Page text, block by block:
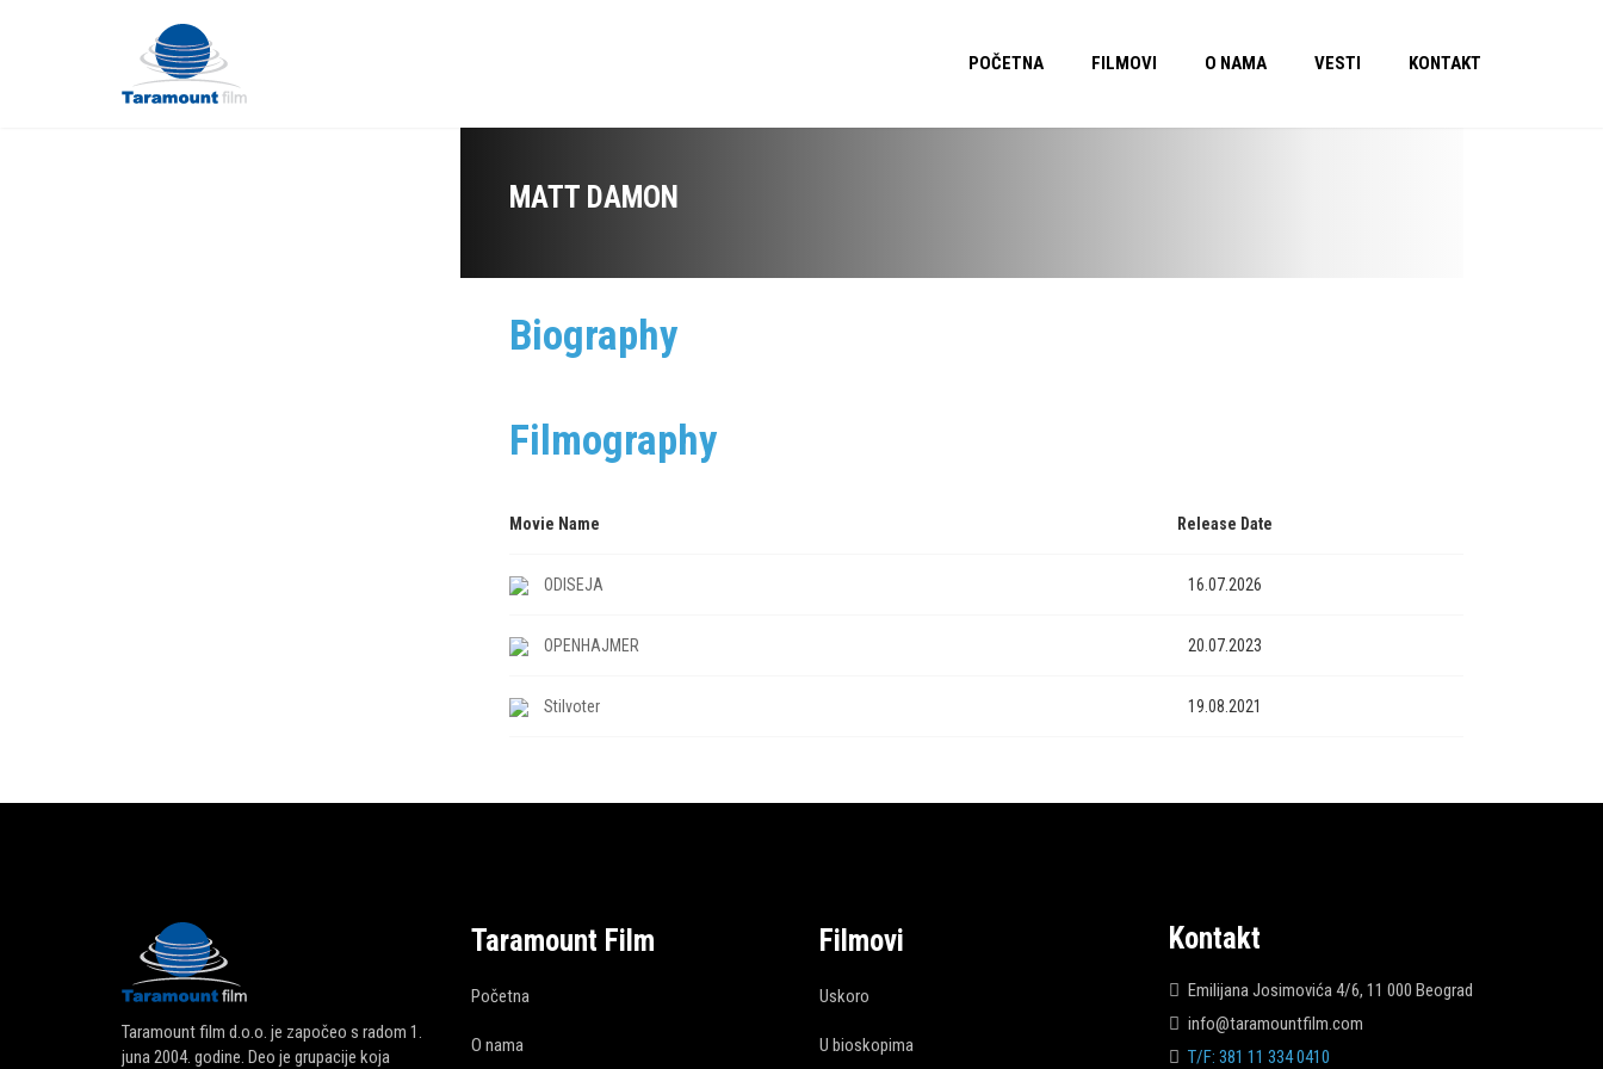
POČETNA FILMOVI O NAMA VESTI KONTAKT
MATT DAMON
Biography
Filmography
Movie Name Release Date
ODISEJA 16.07.2026
OPENHAJMER 20.07.2023
Stilvoter 19.08.2021
Taramount film d.o.o. je započeo s radom 1.
juna 2004. godine. Deo je grupacije koja
Taramount Film
Početna
O nama
Filmovi
Uskoro
U bioskopima
Kontakt
Emilijana Josimovića 4/6, 11 000 Beograd
info@taramountfilm.com
T/F: 381 11 334 0410